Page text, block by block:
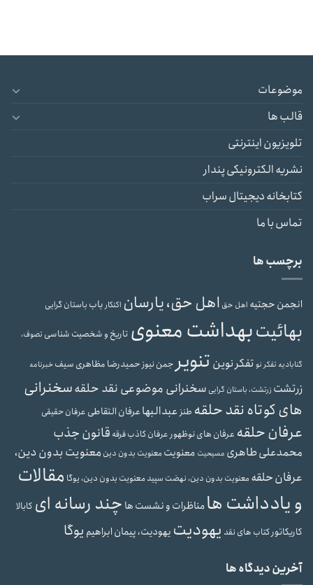
موضوعات
قالب ها
تلویزیون اینترنتی
نشریه الکترونیکی پندار
کتابخانه دیجیتال سراب
تماس با ما
برچسب ها
انجمن حجتیه اهل حق اهل حق، یارسان اکنکارباب باستان گرایی
بهائیتبهداشت معنوی تاریخ و شخصیت شناسی تصوف،
گنابادیه تفکر نوتفکر نوین تنویر جمن نیوز حمیدرضا مظاهری سیفخبرنامه
زرتشت زرتشت، باستان گرایی سخنرانی موضوعی نقد حلقهسخنرانی
های کوتاه نقد حلقه طنز عبدالبهاعرفان التقاطی عرفان حقیقی
عرفان حلقه عرفان های نوظهور عرفان کاذبفرقه قانون جذب
محمدعلی طاهری مسیحیت معنویت معنویت بدون دین معنویت بدون دین،
عرفان حلقه معنویت بدون دین، نهضت سپیدمعنویت بدون دین، یوگا مقالات
و یادداشت هامناظرات و نشست ها چند رسانه ای کابالا
کاریکاتور کتاب های نقد یهودیت یهودیت، پیمان ابراهیم یوگا
آخرین دیدگاه ها